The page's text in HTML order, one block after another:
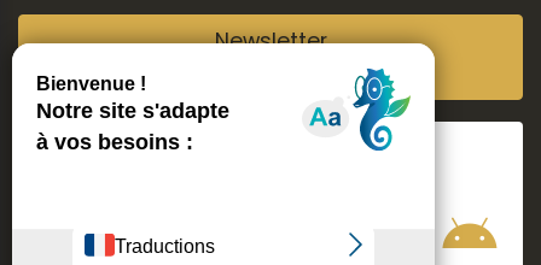
Newsletter
Suivre Aix ma ville